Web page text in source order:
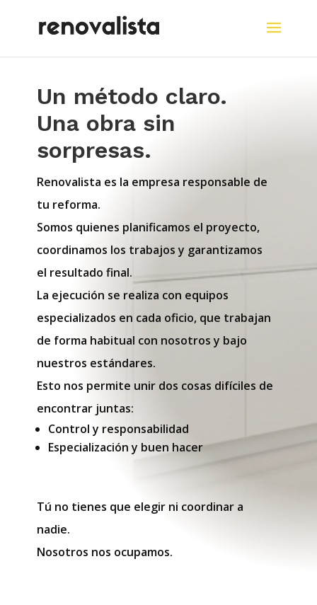
Un método claro.
Una obra sin
sorpresas.
Renovalista es la empresa responsable de
tu reforma.
Somos quienes planificamos el proyecto,
coordinamos los trabajos y garantizamos
el resultado final.
La ejecución se realiza con equipos
especializados en cada oficio, que trabajan
de forma habitual con nosotros y bajo
nuestros estándares.
Esto nos permite unir dos cosas difíciles de
encontrar juntas:
Control y responsabilidad
Especialización y buen hacer
Tú no tienes que elegir ni coordinar a
nadie.
Nosotros nos ocupamos.